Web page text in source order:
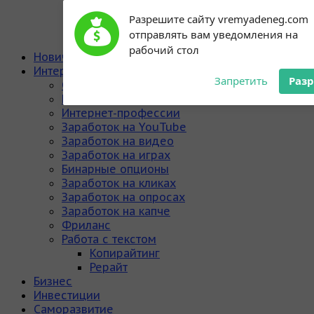
Разрешите сайту vremyadeneg.com
отправлять вам уведомления на
рабочий стол
Запретить
Subscribe to our
notifications!
To enable permission prompts, click
on the notification icon
Новичку
Интернет
Сайты для заработка
Партнерские программы
Интернет-профессии
Заработок на YouTube
Заработок на видео
Заработок на играх
Бинарные опционы
Заработок на кликах
Заработок на опросах
Заработок на капче
Фриланс
Работа с текстом
Копирайтинг
Рерайт
Бизнес
Инвестиции
Саморазвитие